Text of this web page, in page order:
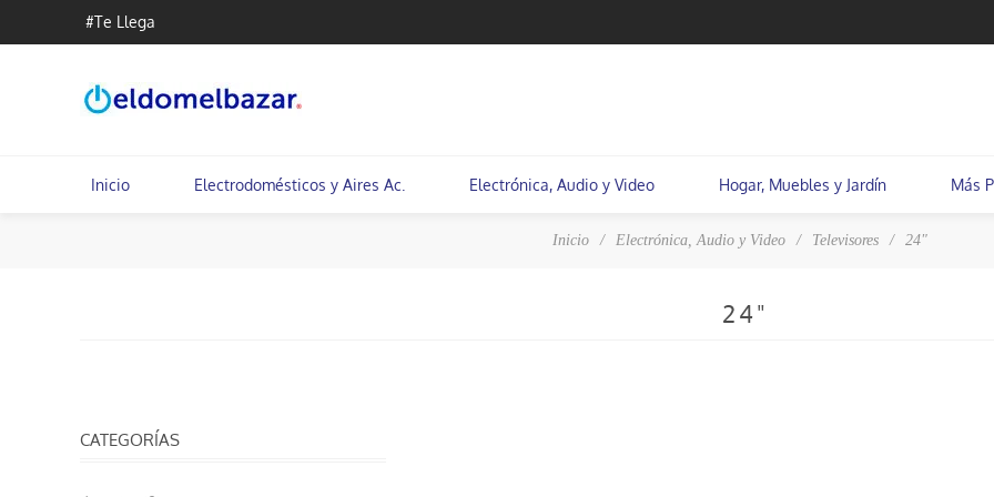
#Te Llega
Inicio Electrodomésticos y Aires Ac. Electrónica, Audio y Video Hogar, Muebles y Jardín Más
Inicio / Electrónica, Audio y Video / Televisores / 24"
24"
CATEGORÍAS